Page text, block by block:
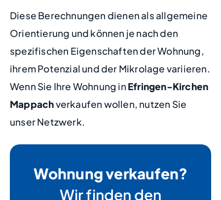
Diese Berechnungen dienen als allgemeine
Orientierung und können je nach den
spezifischen Eigenschaften der Wohnung,
ihrem Potenzial und der Mikrolage variieren.
Wenn Sie Ihre Wohnung in Efringen-Kirchen
Mappachverkaufen wollen, nutzen Sie
unser Netzwerk.
Wohnung verkaufen?
Wir finden den